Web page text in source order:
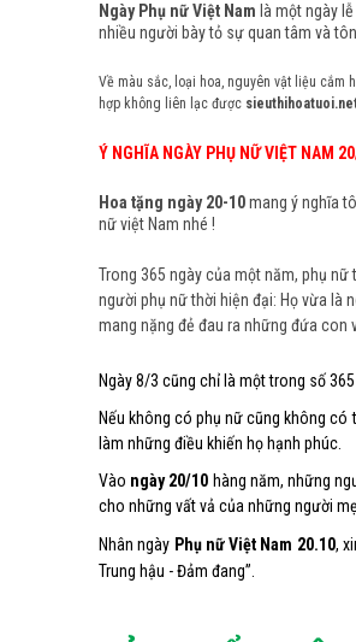
Ngày Phụ nữ Việt Nam là một ngày
nhiều người bày tỏ sự quan tâm và
Về màu sắc, loại hoa, nguyên vật liệu
hợp không liên lạc được
Ý NGHĨA NGÀY PHỤ NỮ VIỆT NAM
Hoa tặng ngày 20-10mang ý nghĩa
nữ việt Nam nhé !
Trong 365 ngày của một năm, phụ
người phụ nữ thời hiện đại: Họ vừa là
mang nặng đẻ đau ra những đứa con
Ngày 8/3 cũng chỉ là một trong số
Nếu không có phụ nữ cũng không
làm những điều khiến họ hạnh phúc.
Vào ngày 20/10 hàng năm, những
cho những vất vả của những người
Nhân ngày Phụ nữ Việt Nam 20.10,
Trung hậu - Đảm đang”.